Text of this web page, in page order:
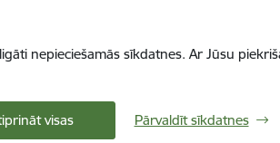
nepieciešamās sīkdatnes. Ar Jūsu
visas Pārvaldīt sīkdatnes